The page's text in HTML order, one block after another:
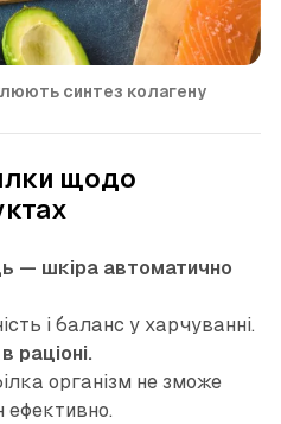
синтез колагену
щодо
— шкіра автоматично
і баланс у харчуванні.
раціоні.
організм не зможе
ефективно.